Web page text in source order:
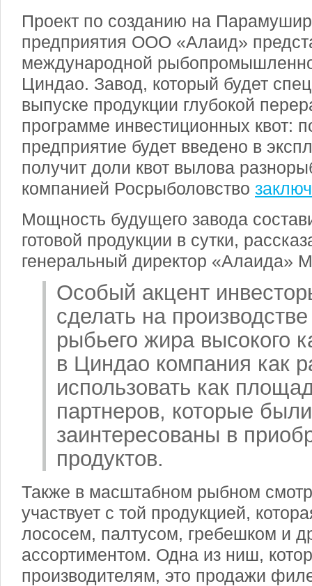
Проект по созданию на
предприятия ООО «Алаид»
международной
Циндао. Завод, который будет
выпуске продукции глубокой
программе инвестиционных квот:
предприятие будет введено в
получит доли квот вылова
компанией Росрыболовство
Мощность будущего завода
готовой продукции в сутки,
генеральный директор «Алаида»
Особый акцент
сделать на
рыбьего жира высокого
в Циндао компания как
использовать как
партнеров, которые
заинтересованы в
продуктов.
Также в масштабном рыбном
участвует с той продукцией,
лососем, палтусом, гребешком и
ассортиментом. Одна из ниш,
производителям, это продажи